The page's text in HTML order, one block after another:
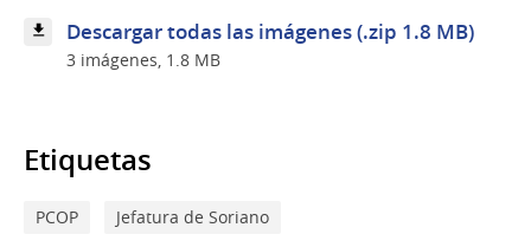
Descargar todas las imágenes (.zip 1.8 MB)
3 imágenes, 1.8 MB
Etiquetas
PCOP Jefatura de Soriano